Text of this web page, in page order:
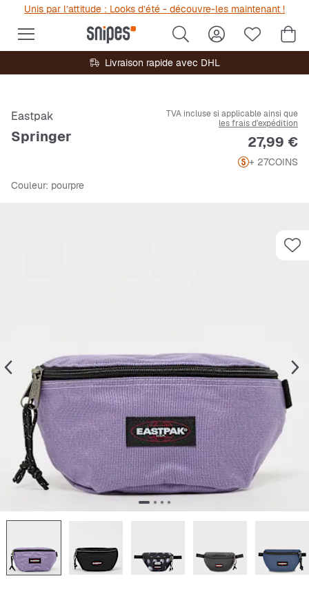
Unis par l’attitude : Looks d’été - découvre-les maintenant !
Livraison rapide avec DHL
Eastpak
Springer
TVA incluse si applicable ainsi que
les frais d'expédition
Prix
27,99 €
+ 27COINS
Couleur: pourpre